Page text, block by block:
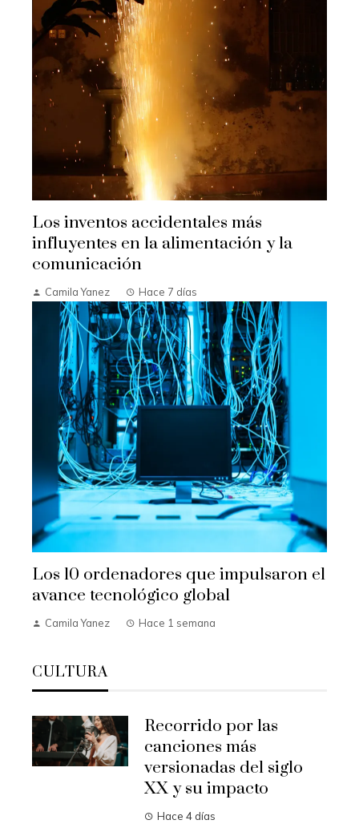
Los inventos accidentales más
influyentes en la alimentación y la
comunicación
Camila Yanez Hace 7 días
Los 10 ordenadores que impulsaron el
avance tecnológico global
Camila Yanez Hace 1 semana
CULTURA
Recorrido por las
canciones más
versionadas del siglo
XX y su impacto
Hace 4 días